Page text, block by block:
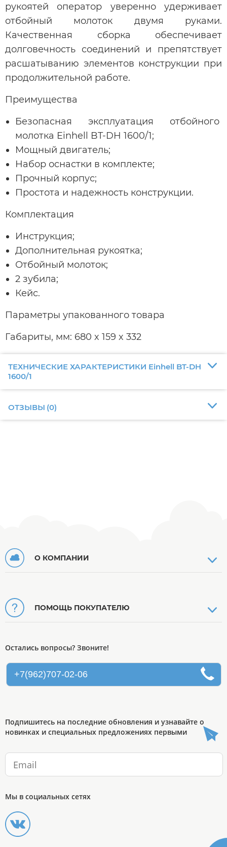
рукоятей оператор уверенно удерживает
отбойный молоток двумя руками.
Качественная сборка обеспечивает
долговечность соединений и препятствует
расшатыванию элементов конструкции при
продолжительной работе.
Преимущества
Безопасная эксплуатация отбойного
молотка Einhell BT-DH 1600/1;
Мощный двигатель;
Набор оснастки в комплекте;
Прочный корпус;
Простота и надежность конструкции.
Комплектация
Инструкция;
Дополнительная рукоятка;
Отбойный молоток;
2 зубила;
Кейс.
Параметры упакованного товара
Габариты, мм: 680 x 159 x 332
ТЕХНИЧЕСКИЕ ХАРАКТЕРИСТИКИ Einhell BT-DH
1600/1
ОТЗЫВЫ (0)
О КОМПАНИИ
ПОМОЩЬ ПОКУПАТЕЛЮ
Остались вопросы? Звоните!
+7(962)707-02-06
Подпишитесь на последние обновления и узнавайте о
новинках и специальных предложениях первыми
Мы в социальных сетях